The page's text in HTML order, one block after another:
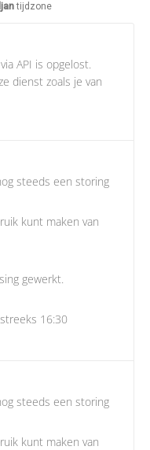
tijdzone
API is opgelost.
dienst zoals je van
steeds een storing
kunt maken van
gewerkt.
16:30
steeds een storing
kunt maken van